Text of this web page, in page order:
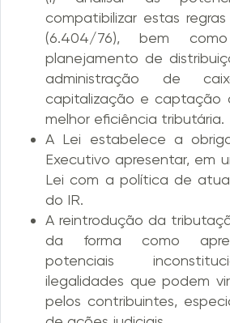
compatibilizar estas
(6.404/76), bem
planejamento de
administração de
capitalização e captação
melhor eficiência tributária.
A Lei estabelece a
Executivo apresentar, em
Lei com a política de
do IR.
A reintrodução da
da forma como
potenciais
ilegalidades que podem
pelos contribuintes,